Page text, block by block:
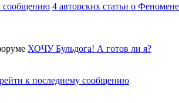
сообщению 4 авторских статьи о
ХОЧУ Бульдога! А готов ли я?
к последнему сообщению